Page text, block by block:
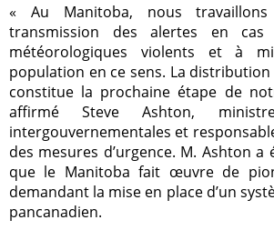
« Au Manitoba, nous
transmission des alertes en cas
météorologiques violents et à
population en ce sens. La
constitue la prochaine étape de
affirmé Steve Ashton,
intergouvernementales et
des mesures d’urgence. M. Ashton
que le Manitoba fait œuvre de
demandant la mise en place d’un
pancanadien.